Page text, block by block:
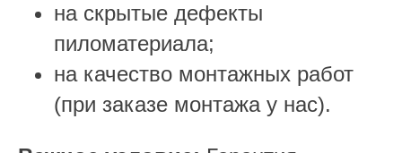
на скрытые дефекты
пиломатериала;
на качество монтажных работ
(при заказе монтажа у нас).